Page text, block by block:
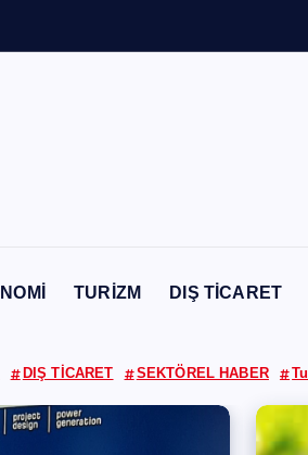
TURİZM DIŞ TİCARET
DIŞ TİCARET SEKTÖREL HABER